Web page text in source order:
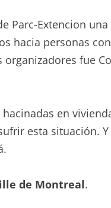
Parc-Extencion
hacia personas
fue
en
esta situación.
de Montreal.